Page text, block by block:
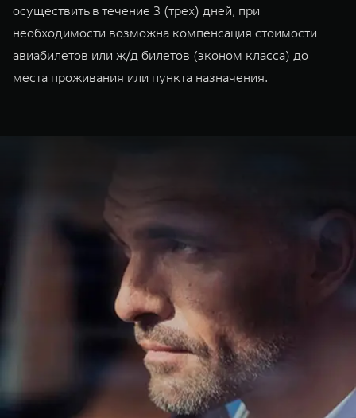
осуществить в течение 3 (трех) дней, при
необходимости возможна компенсация стоимости
авиабилетов или ж/д билетов (эконом класса) до
места проживания или пункта назначения.